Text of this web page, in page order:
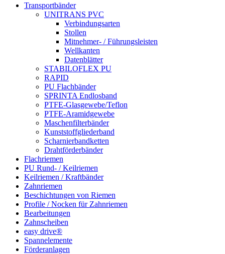
Transportbänder
UNITRANS PVC
Verbindungsarten
Stollen
Mitnehmer- / Führungsleisten
Wellkanten
Datenblätter
STABILOFLEX PU
RAPID
PU Flachbänder
SPRINTA Endlosband
PTFE-Glasgewebe/Teflon
PTFE-Aramidgewebe
Maschenfilterbänder
Kunststoffgliederband
Scharnierbandketten
Drahtförderbänder
Flachriemen
PU Rund- / Keilriemen
Keilriemen / Kraftbänder
Zahnriemen
Beschichtungen von Riemen
Profile / Nocken für Zahnriemen
Bearbeitungen
Zahnscheiben
easy drive®
Spannelemente
Förderanlagen